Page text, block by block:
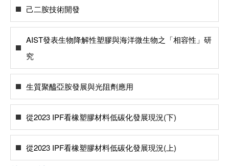
己二胺技術開發
AIST發表生物降解性塑膠與海洋微生物之「相容性」研
究
生質聚醯亞胺發展與光阻劑應用
從2023 IPF看橡塑膠材料低碳化發展現況(下)
從2023 IPF看橡塑膠材料低碳化發展現況(上)